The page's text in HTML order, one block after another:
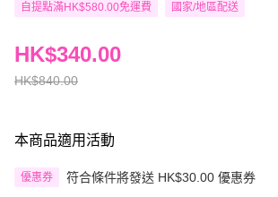
自提點滿HK$580.00免運費 國家/地區配送
HK$840.00
HK$340.00
本商品適用活動
優惠券 符合條件將發送 HK$30.00 優惠券